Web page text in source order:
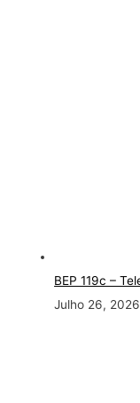
BEP 119c –
Julho 26, 2026